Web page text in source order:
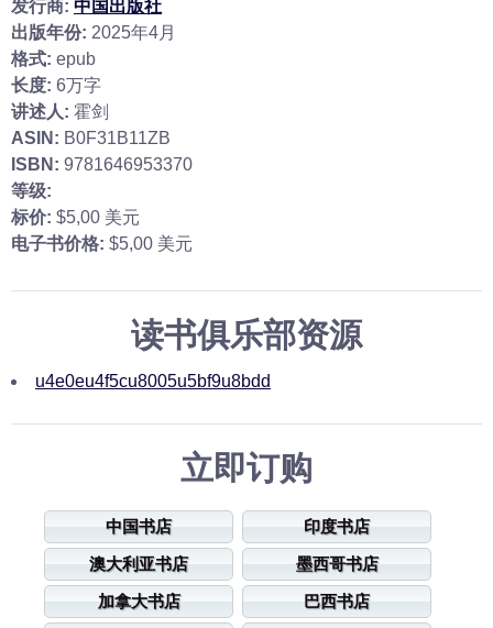
发行商: 中国出版社
出版年份: 2025年4月
格式: epub
长度: 6万字
讲述人: 霍剑
ASIN: B0F31B11ZB
ISBN: 9781646953370
等级:
标价: $5,00 美元
电子书价格: $5,00 美元
读书俱乐部资源
u4e0eu4f5cu8005u5bf9u8bdd
立即订购
中国书店
印度书店
澳大利亚书店
墨西哥书店
加拿大书店
巴西书店